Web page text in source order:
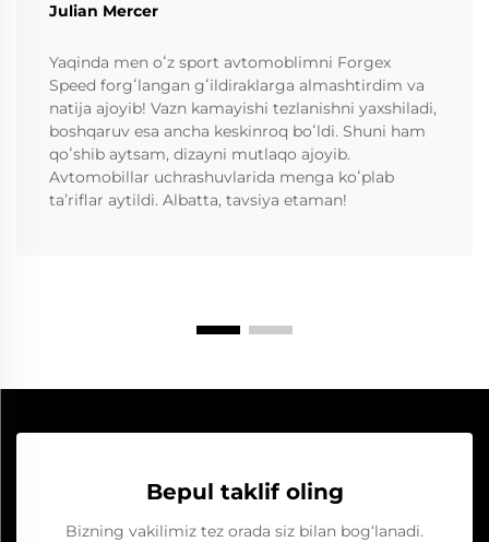
Julian Mercer
Yaqinda men oʻz sport avtomoblimni Forgex
Speed forgʻlangan gʻildiraklarga almashtirdim va
natija ajoyib! Vazn kamayishi tezlanishni yaxshiladi,
boshqaruv esa ancha keskinroq boʻldi. Shuni ham
qoʻshib aytsam, dizayni mutlaqo ajoyib.
Avtomobillar uchrashuvlarida menga koʻplab
taʼriflar aytildi. Albatta, tavsiya etaman!
Bepul taklif oling
Bizning vakilimiz tez orada siz bilan bog‘lanadi.